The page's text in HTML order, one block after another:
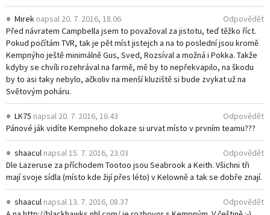
Mirek napsal 20. 7. 2016, 18.06
Před návratem Campbella jsem to považoval za jistotu, teď těžko říct.
Pokud počítám TVR, tak je pět míst jistejch a na to poslední jsou kromě
Kempnýho ještě minimálně Gus, Sved, Rozsíval a možná i Pokka. Takže
kdyby se chvíli rozehrával na farmě, mě by to nepřekvapilo, na škodu
by to asi taky nebylo, ačkoliv na menší kluziště si bude zvykat už na
Světovým poháru.
Odpovědět
LK75 napsal 20. 7. 2016, 16.43
Pánové ják vidíte Kempneho dokaze si urvat místo v prvním teamu???
Odpovědět
shaacul napsal15. 7. 2016, 23.03
Dle Lazeruse za příchodem Tootoo jsou Seabrook a Keith. Všichni tři
mají svoje sídla (místo kde žijí přes léto) v Kelowně a tak se dobře znají.
Odpovědět
shaacul napsal13. 7. 2016, 08.37
Odpovědět